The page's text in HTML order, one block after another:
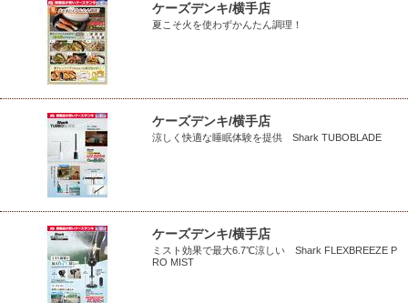
ケーズデンキ/横手店
夏こそ火を使わずかんたん調理！
ケーズデンキ/横手店
涼しく快適な睡眠体験を提供 Shark TUBOBLADE
ケーズデンキ/横手店
ミスト効果で最大6.7℃涼しい Shark FLEXBREEZE P
RO MIST